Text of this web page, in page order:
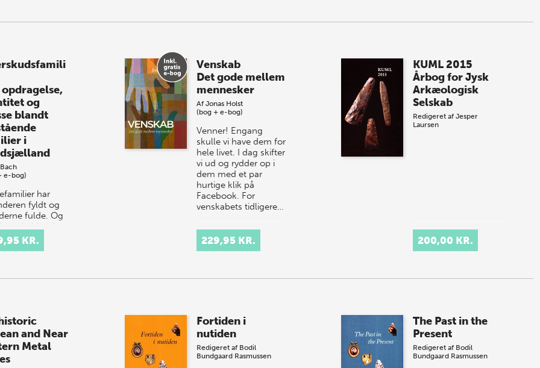
og
blandt
i
e-bog)
har
fyldt og
fulde. Og
skal holde
lige i munden,
en stor del
KR.
Venskab
Det gode mellem
mennesker
Af Jonas Holst
(bog + e-bog)
Venner! Engang
skulle vi have dem for
hele livet. I dag skifter
vi ud og rydder op i
dem med et par
hurtige klik på
Facebook. For
venskabets tidligere…
229,95 KR.
KUML 2015
Årbog for Jysk
Arkæologisk
Selskab
Redigeret afJesper
Laursen
200,00 KR.
and Near
Metal
Fortiden i
nutiden
Redigeret af Bodil
Bundgaard Rasmussen
The Past in the
Present
Redigeret af Bodil
Bundgaard Rasmussen